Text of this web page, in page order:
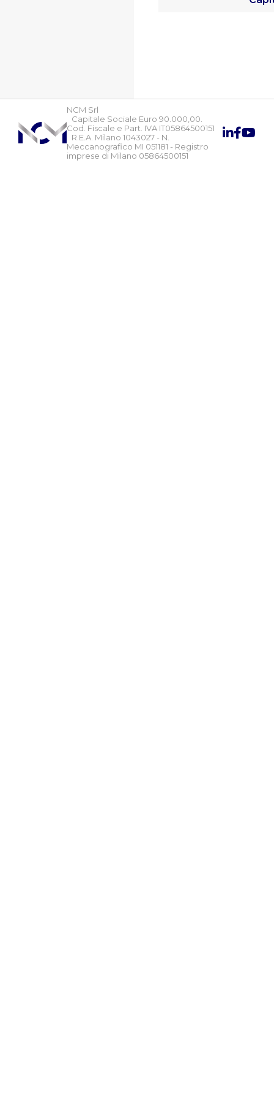
NCM Srl
Capitale Sociale Euro 90.000,00.
Cod. Fiscale e Part. IVA IT05864500151
R.E.A. Milano 1043027 - N.
Meccanografico MI 051181 - Registro
imprese di Milano 05864500151